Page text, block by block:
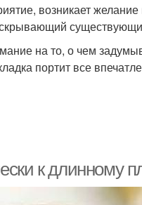
возникает
на то, о чем
портит все
к длинному